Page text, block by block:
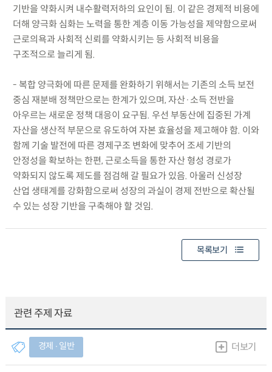
기반을 약화시켜 내수활력저하의 요인이 됨. 이 같은 경제적 비용에
더해 양극화 심화는 노력을 통한 계층 이동 가능성을 제약함으로써
근로의욕과 사회적 신뢰를 약화시키는 등 사회적 비용을
구조적으로 늘리게 됨.
- 복합 양극화에 따른 문제를 완화하기 위해서는 기존의 소득 보전
중심 재분배 정책만으로는 한계가 있으며, 자산·소득 전반을
아우르는 새로운 정책 대응이 요구됨. 우선 부동산에 집중된 가계
자산을 생산적 부문으로 유도하여 자본 효율성을 제고해야 함. 이와
함께 기술 발전에 따른 경제구조 변화에 맞추어 조세 기반의
안정성을 확보하는 한편, 근로소득을 통한 자산 형성 경로가
약화되지 않도록 제도를 점검해 갈 필요가 있음. 아울러 신성장
산업 생태계를 강화함으로써 성장의 과실이 경제 전반으로 확산될
수 있는 성장 기반을 구축해야 할 것임.
목록보기
관련 주제 자료
경제 ∙ 일반 더보기